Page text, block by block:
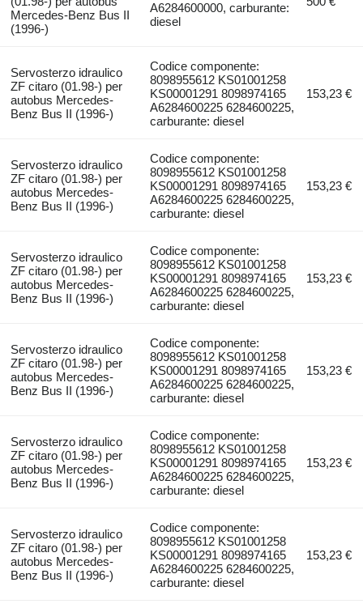
Mercedes-Benz Bus II
(1996-)
A6284600000, carburante:
diesel
Servosterzo idraulico
ZF citaro (01.98-) per
autobus Mercedes-
Benz Bus II (1996-)
Codice componente:
8098955612 KS01001258
KS00001291 8098974165
A6284600225 6284600225,
carburante: diesel
153,23 €
Servosterzo idraulico
ZF citaro (01.98-) per
autobus Mercedes-
Benz Bus II (1996-)
Codice componente:
8098955612 KS01001258
KS00001291 8098974165
A6284600225 6284600225,
carburante: diesel
153,23 €
Servosterzo idraulico
ZF citaro (01.98-) per
autobus Mercedes-
Benz Bus II (1996-)
Codice componente:
8098955612 KS01001258
KS00001291 8098974165
A6284600225 6284600225,
carburante: diesel
153,23 €
Servosterzo idraulico
ZF citaro (01.98-) per
autobus Mercedes-
Benz Bus II (1996-)
Codice componente:
8098955612 KS01001258
KS00001291 8098974165
A6284600225 6284600225,
carburante: diesel
153,23 €
Servosterzo idraulico
ZF citaro (01.98-) per
autobus Mercedes-
Benz Bus II (1996-)
Codice componente:
8098955612 KS01001258
KS00001291 8098974165
A6284600225 6284600225,
carburante: diesel
153,23 €
Servosterzo idraulico
ZF citaro (01.98-) per
autobus Mercedes-
Benz Bus II (1996-)
Codice componente:
8098955612 KS01001258
KS00001291 8098974165
A6284600225 6284600225,
carburante: diesel
153,23 €